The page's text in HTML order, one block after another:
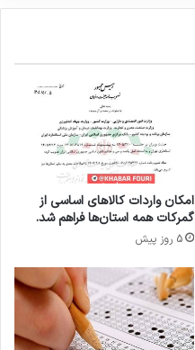
امکان واردات کالاهای اساسی از
گمرکات همه استان‌ها فراهم شد.
5 روز پیش